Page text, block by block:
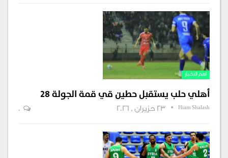
اهم الاخبار
أهلي حلب يستقبل حطين قي قمة الجولة 28
Hiam Shalash 23 حزيران , 2026 0